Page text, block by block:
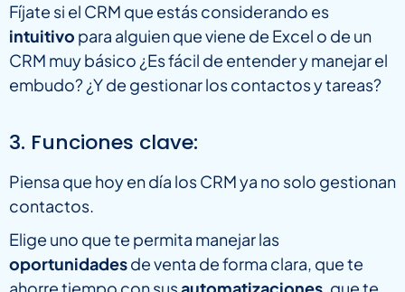
Fíjate si el CRM que estás considerando es
intuitivo para alguien que viene de Excel o de un
CRM muy básico ¿Es fácil de entender y manejar el
embudo? ¿Y de gestionar los contactos y tareas?
3. Funciones clave:
Piensa que hoy en día los CRM ya no solo gestionan
contactos.
Elige uno que te permita manejar las
oportunidadesde venta de forma clara, que te